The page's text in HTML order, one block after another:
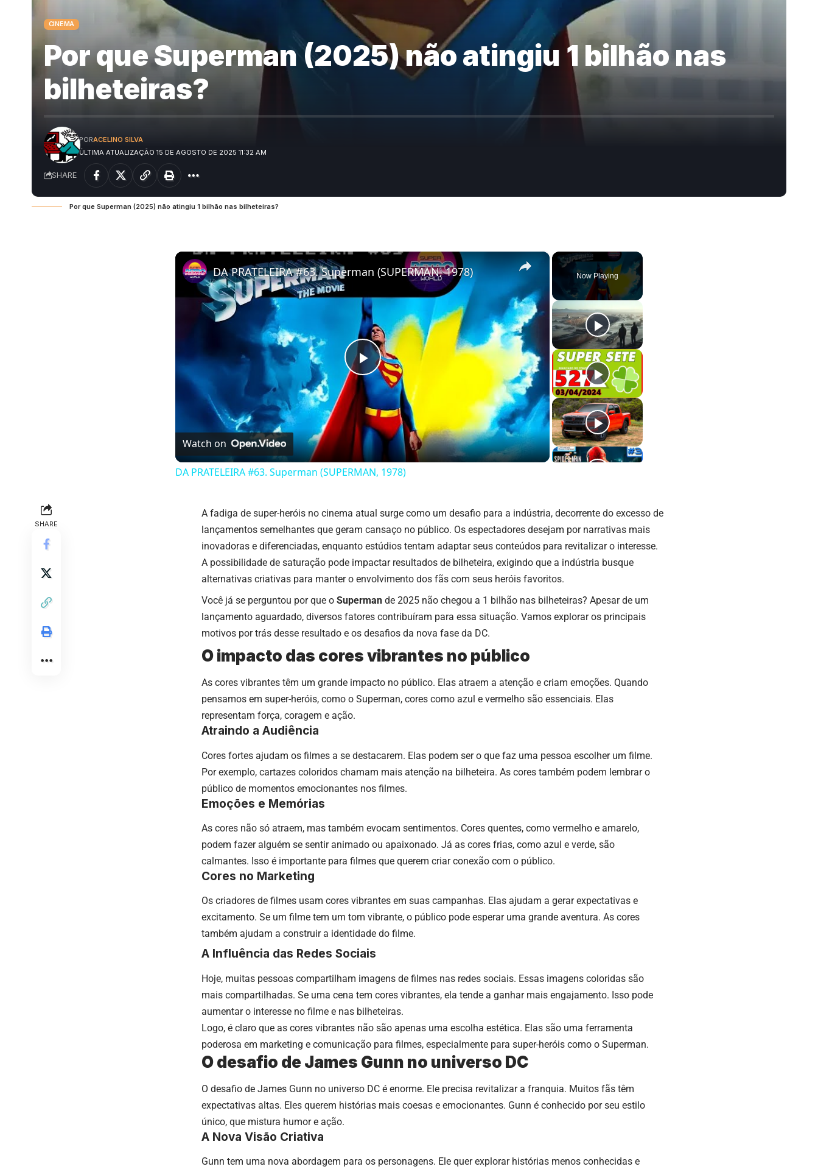
CINEMA
Por que Superman (2025) não atingiu 1 bilhão nas
bilheteiras?
ÚLTIMA ATUALIZAÇÃO 15 DE AGOSTO DE 2025 11:32 AM
PORACELINO SILVA
SHARE
Por que Superman (2025) não atingiu 1 bilhão nas bilheteiras?
Now Playing
×
Play
Video
DA PRATELEIRA #63. Superman (SUPERMAN, 1978)
Watch on
DA PRATELEIRA #63. Superman (SUPERMAN, 1978)
SHARE
A fadiga de super-heróis no cinema atual surge como um desafio para a indústria, decorrente do excesso de
lançamentos semelhantes que geram cansaço no público. Os espectadores desejam por narrativas mais
inovadoras e diferenciadas, enquanto estúdios tentam adaptar seus conteúdos para revitalizar o interesse.
A possibilidade de saturação pode impactar resultados de bilheteira, exigindo que a indústria busque
alternativas criativas para manter o envolvimento dos fãs com seus heróis favoritos.
Você já se perguntou por que o Superman de 2025 não chegou a 1 bilhão nas bilheteiras? Apesar de um
lançamento aguardado, diversos fatores contribuíram para essa situação. Vamos explorar os principais
motivos por trás desse resultado e os desafios da nova fase da DC.
O impacto das cores vibrantes no público
As cores vibrantes têm um grande impacto no público. Elas atraem a atenção e criam emoções. Quando
pensamos em super-heróis, como o Superman, cores como azul e vermelho são essenciais. Elas
representam força, coragem e ação.
Atraindo a Audiência
Cores fortes ajudam os filmes a se destacarem. Elas podem ser o que faz uma pessoa escolher um filme.
Por exemplo, cartazes coloridos chamam mais atenção na bilheteira. As cores também podem lembrar o
público de momentos emocionantes nos filmes.
Emoções e Memórias
As cores não só atraem, mas também evocam sentimentos. Cores quentes, como vermelho e amarelo,
podem fazer alguém se sentir animado ou apaixonado. Já as cores frias, como azul e verde, são
calmantes. Isso é importante para filmes que querem criar conexão com o público.
Cores no Marketing
Os criadores de filmes usam cores vibrantes em suas campanhas. Elas ajudam a gerar expectativas e
excitamento. Se um filme tem um tom vibrante, o público pode esperar uma grande aventura. As cores
também ajudam a construir a identidade do filme.
A Influência das Redes Sociais
Hoje, muitas pessoas compartilham imagens de filmes nas redes sociais. Essas imagens coloridas são
mais compartilhadas. Se uma cena tem cores vibrantes, ela tende a ganhar mais engajamento. Isso pode
aumentar o interesse no filme e nas bilheteiras.
Logo, é claro que as cores vibrantes não são apenas uma escolha estética. Elas são uma ferramenta
poderosa em marketing e comunicação para filmes, especialmente para super-heróis como o Superman.
O desafio de James Gunn no universo DC
O desafio de James Gunn no universo DC é enorme. Ele precisa revitalizar a franquia. Muitos fãs têm
expectativas altas. Eles querem histórias mais coesas e emocionantes. Gunn é conhecido por seu estilo
único, que mistura humor e ação.
A Nova Visão Criativa
Gunn tem uma nova abordagem para os personagens. Ele quer explorar histórias menos conhecidas e